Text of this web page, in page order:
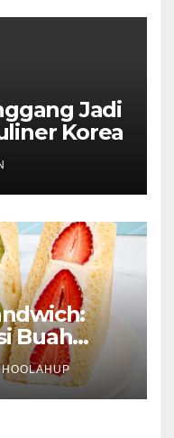
Jadi
Korea
Buah
Selera